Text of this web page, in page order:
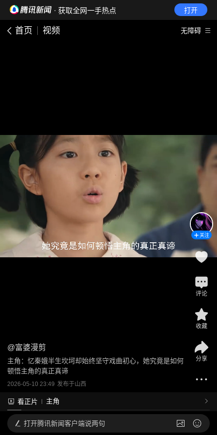
· 获取全网一手热点 打开
首页 视频 无障碍
@富婆漫剪
主角：忆秦娥半生坎坷却始终坚守戏曲初心，她究竟是如何
顿悟主角的真正真谛
2026-05-10 23:49 发布于山西
看正片 主角
关注
评论
收藏
分享
打开腾讯新闻客户端说两句